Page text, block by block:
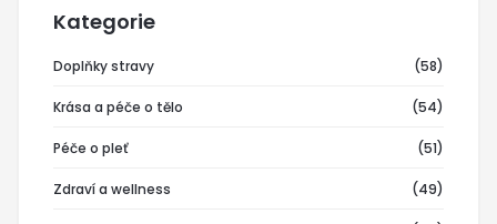
Kategorie
Doplňky stravy (58)
Krása a péče o tělo (54)
Péče o pleť (51)
Zdraví a wellness (49)